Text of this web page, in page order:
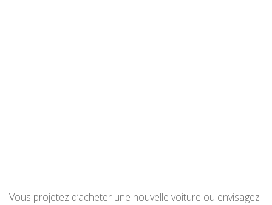
Vous projetez d’acheter une nouvelle voiture ou envisagez